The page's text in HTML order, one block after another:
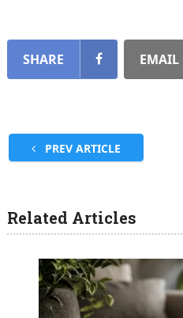
SHARE EMAIL
PREV ARTICLE
Related Articles